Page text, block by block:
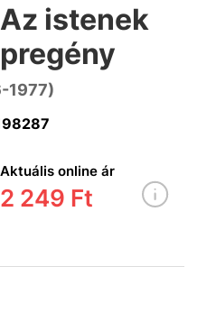
istenek
1977)
Aktuális online ár
2 249 Ft